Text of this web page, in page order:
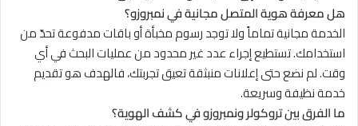
هل معرفة هوية المتصل مجانية في نمبروزو؟
الخدمة مجانية تماماً ولا توجد رسوم مخبأة أو باقات مدفوعة تحدّ من
استخدامك. تستطيع إجراء عدد غير محدود من عمليات البحث في أي
وقت. لم نضع حتى إعلانات منبثقة تعيق تجربتك، فالهدف هو تقديم
خدمة نظيفة وسريعة.
ما الفرق بين تروكولر ونمبروزو في كشف الهوية؟